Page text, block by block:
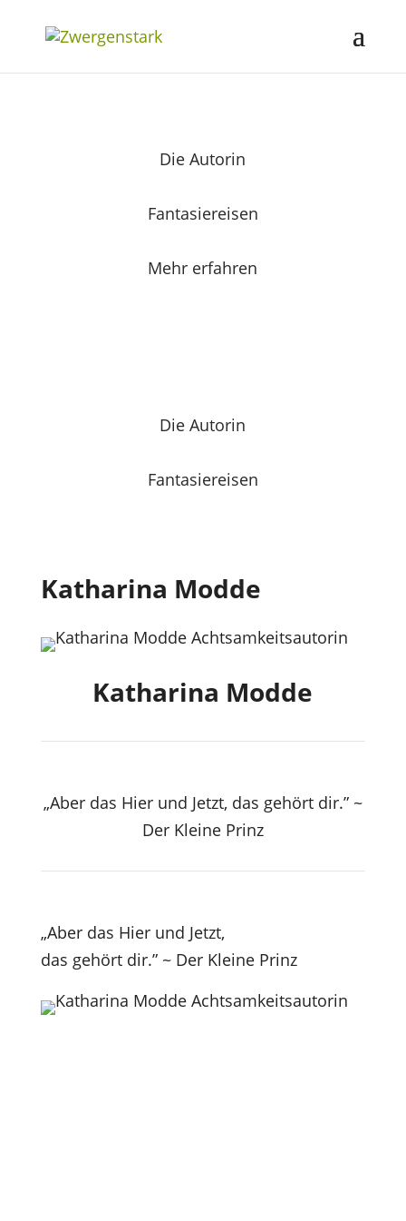
Die Autorin
Fantasiereisen
Mehr erfahren
Die Autorin
Fantasiereisen
Katharina Modde
Katharina Modde
„Aber das Hier und Jetzt, das gehört dir.” ~
Der Kleine Prinz
„Aber das Hier und Jetzt,
das gehört dir.” ~ Der Kleine Prinz